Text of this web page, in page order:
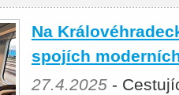
Na
spojích
27.4.2025 -